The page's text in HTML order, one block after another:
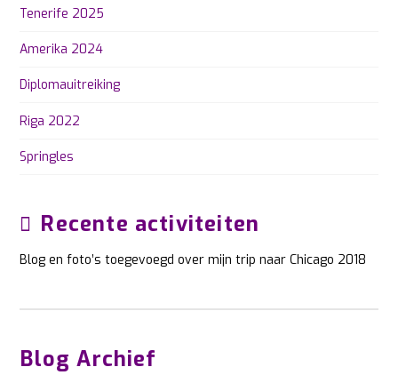
Tenerife 2025
Amerika 2024
Diplomauitreiking
Riga 2022
Springles
Recente activiteiten
Blog en foto’s toegevoegd over mijn trip naar Chicago 2018
Blog Archief